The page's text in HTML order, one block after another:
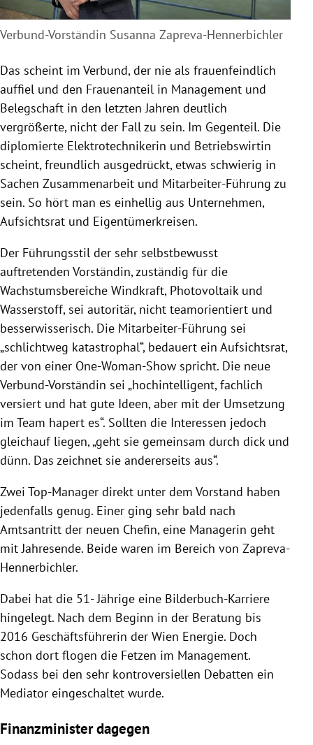
Verbund-Vorständin Susanna Zapreva-Hennerbichler
Das scheint im Verbund, der nie als frauenfeindlich
auffiel und den Frauenanteil in Management und
Belegschaft in den letzten Jahren deutlich
vergrößerte, nicht der Fall zu sein. Im Gegenteil. Die
diplomierte Elektrotechnikerin und Betriebswirtin
scheint, freundlich ausgedrückt, etwas schwierig in
Sachen Zusammenarbeit und Mitarbeiter-Führung zu
sein. So hört man es einhellig aus Unternehmen,
Aufsichtsrat und Eigentümerkreisen.
Der Führungsstil der sehr selbstbewusst
auftretenden Vorständin, zuständig für die
Wachstumsbereiche Windkraft, Photovoltaik und
Wasserstoff, sei autoritär, nicht teamorientiert und
besserwisserisch. Die Mitarbeiter-Führung sei
„schlichtweg katastrophal“, bedauert ein Aufsichtsrat,
der von einer One-Woman-Show spricht. Die neue
Verbund-Vorständin sei „hochintelligent, fachlich
versiert und hat gute Ideen, aber mit der Umsetzung
im Team hapert es“. Sollten die Interessen jedoch
gleichauf liegen, „geht sie gemeinsam durch dick und
dünn. Das zeichnet sie andererseits aus“.
Zwei Top-Manager direkt unter dem Vorstand haben
jedenfalls genug. Einer ging sehr bald nach
Amtsantritt der neuen Chefin, eine Managerin geht
mit Jahresende. Beide waren im Bereich von Zapreva-
Hennerbichler.
Dabei hat die 51- Jährige eine Bilderbuch-Karriere
hingelegt. Nach dem Beginn in der Beratung bis
2016 Geschäftsführerin der Wien Energie. Doch
schon dort flogen die Fetzen im Management.
Sodass bei den sehr kontroversiellen Debatten ein
Mediator eingeschaltet wurde.
Finanzminister dagegen